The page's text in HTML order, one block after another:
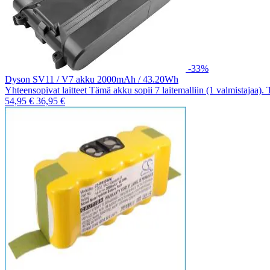
-33%
Dyson SV11 / V7 akku 2000mAh / 43.20Wh
Yhteensopivat laitteet Tämä akku sopii 7 laitemalliin (1 valmistajaa).
54,95 € 36,95 €